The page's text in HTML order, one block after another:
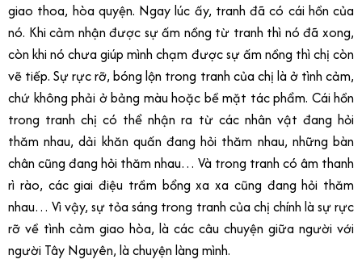
giao thoa, hòa quyện. Ngay lúc ấy, tranh đã có cái hồn của
nó. Khi cảm nhận được sự ấm nồng từ tranh thì nó đã xong,
còn khi nó chưa giúp mình chạm được sự ấm nồng thì chị còn
vẽ tiếp. Sự rực rỡ, bóng lộn trong tranh của chị là ở tình cảm,
chứ không phải ở bảng màu hoặc bề mặt tác phẩm. Cái hồn
trong tranh chị có thể nhận ra từ các nhân vật đang hỏi
thăm nhau, dải khăn quấn đang hỏi thăm nhau, những bàn
chân cũng đang hỏi thăm nhau… Và trong tranh có âm thanh
rì rào, các giai điệu trầm bổng xa xa cũng đang hỏi thăm
nhau… Vì vậy, sự tỏa sáng trong tranh của chị chính là sự rực
rỡ về tình cảm giao hòa, là các câu chuyện giữa người với
người Tây Nguyên, là chuyện làng mình.